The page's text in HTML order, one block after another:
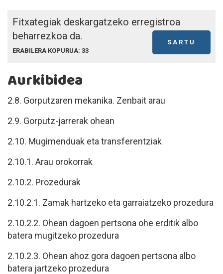
Fitxategiak deskargatzeko erregistroa
beharrezkoa da.
SARTU
ERABILERA KOPURUA: 33
Aurkibidea
2.8. Gorputzaren mekanika. Zenbait arau
2.9. Gorputz-jarrerak ohean
2.10. Mugimenduak eta transferentziak
2.10.1. Arau orokorrak
2.10.2. Prozedurak
2.10.2.1. Zamak hartzeko eta garraiatzeko prozedura
2.10.2.2. Ohean dagoen pertsona ohe erditik albo
batera mugitzeko prozedura
2.10.2.3. Ohean ahoz gora dagoen pertsona albo
batera jartzeko prozedura